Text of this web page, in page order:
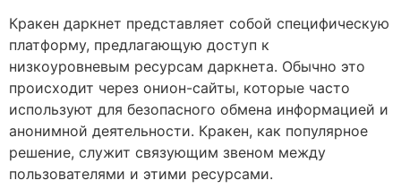
Кракен даркнет представляет собой специфическую
платформу, предлагающую доступ к
низкоуровневым ресурсам даркнета. Обычно это
происходит через онион-сайты, которые часто
используют для безопасного обмена информацией и
анонимной деятельности. Кракен, как популярное
решение, служит связующим звеном между
пользователями и этими ресурсами.